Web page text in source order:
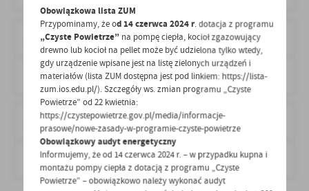
Załącznik do zarządzenia
Format:PDF,222.53 KB POBIERZ
Zarządzenie
Format:PDF,127.6 KB POBIERZ
Obowiązkowa lista ZUM
Przypominamy, że od 14 czerwca 2024 r. dotacja z programu
„Czyste Powietrze” na pompę ciepła, kocioł zgazowujący
drewno lub kocioł na pellet może być udzielona tylko wtedy,
gdy urządzenie wpisane jest na listę zielonych urządzeń i
materiałów (lista ZUM dostępna jest pod linkiem: https://lista-
zum.ios.edu.pl/). Szczegóły ws. zmian programu „Czyste
Powietrze” od 22 kwietnia:
https://czystepowietrze.gov.pl/media/informacje-
prasowe/nowe-zasady-w-programie-czyste-powietrze
Obowiązkowy audyt energetyczny
Informujemy, że od 14 czerwca 2024 r. – w przypadku kupna i
montażu pompy ciepła z dotacją z programu „Czyste
Powietrze” – obowiązkowo należy wykonać audyt